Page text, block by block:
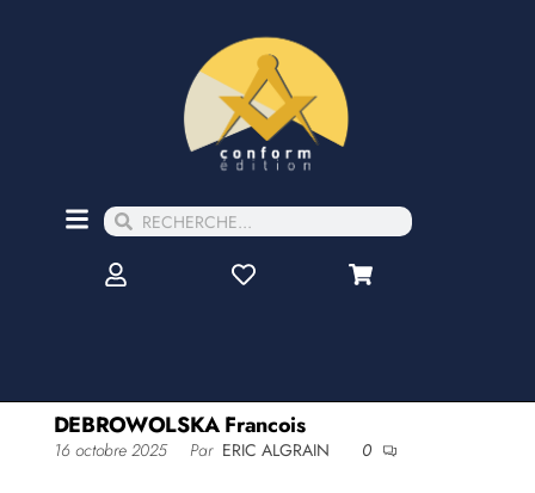
DEBROWOLSKA Francois
16 octobre 2025 Par ERIC ALGRAIN 0